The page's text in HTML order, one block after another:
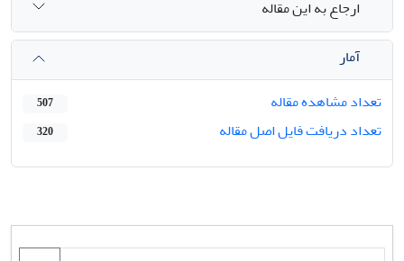
ارجاع به این مقاله
آمار
تعداد مشاهده مقاله
507
تعداد دریافت فایل اصل مقاله 320